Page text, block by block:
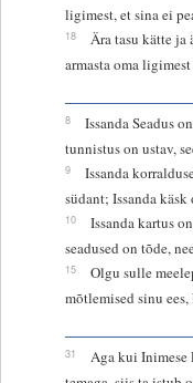
ligimest, et sina ei
18
Ära tasu kätte ja
armasta oma
8
Issanda Seadus
tunnistus on ustav,
9
Issanda
südant; Issanda
10
Issanda kartus
seadused on tõde,
15
Olgu sulle
mõtlemised sinu
31
Aga kui